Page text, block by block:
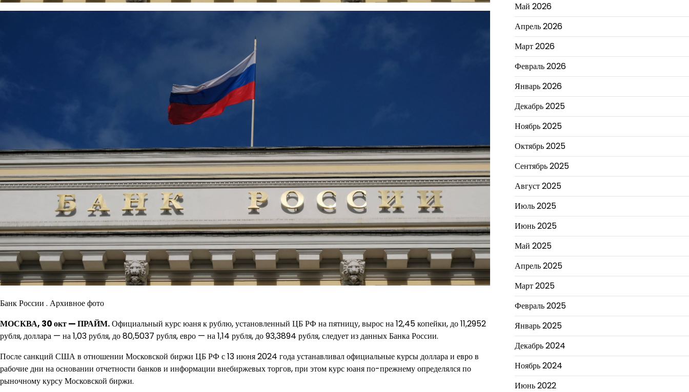
Банк России . Архивное фото
МОСКВА, 30 окт — ПРАЙМ.Официальный курс юаня к рублю, установленный ЦБ РФ на пятницу, вырос на 12,45 копейки, до 11,2952
рубля, доллара — на 1,03 рубля, до 80,5037 рубля, евро — на 1,14 рубля, до 93,3894 рубля, следует из данных Банка России.
После санкций США в отношении Московской биржи ЦБ РФ с 13 июня 2024 года устанавливал официальные курсы доллара и евро в
рабочие дни на основании отчетности банков и информации внебиржевых торгов, при этом курс юаня по-прежнему определялся по
рыночному курсу Московской биржи.
Май 2026
Апрель 2026
Март 2026
Февраль 2026
Январь 2026
Декабрь 2025
Ноябрь 2025
Октябрь 2025
Сентябрь 2025
Август 2025
Июль 2025
Июнь 2025
Май 2025
Апрель 2025
Март 2025
Февраль 2025
Январь 2025
Декабрь 2024
Ноябрь 2024
Июнь 2022